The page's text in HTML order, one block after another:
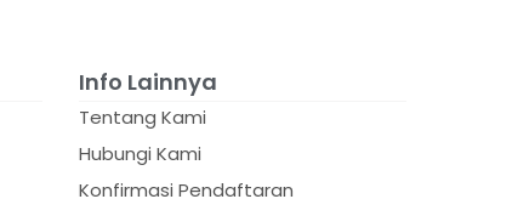
Info Lainnya
Tentang Kami
Hubungi Kami
Konfirmasi Pendaftaran